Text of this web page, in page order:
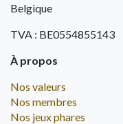
Belgique
TVA : BE0554855143
À propos
Nos valeurs
Nos membres
Nos jeux phares